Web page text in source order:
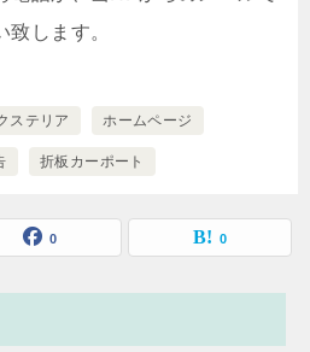
します。
ステリア ホームページ
折板カーポート
0 0